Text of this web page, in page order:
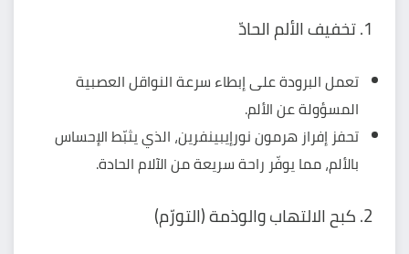
1. تخفيف الألم الحادّ
تعمل البرودة على إبطاء سرعة النواقل العصبية
المسؤولة عنالألم.
تحفز إفراز هرمون نورإيبينفرين، الذي يثبّط الإحساس
بالألم، مما يوفّر راحة سريعة من الآلام الحادة.
2. كبح الالتهاب والوذمة (التورّم)